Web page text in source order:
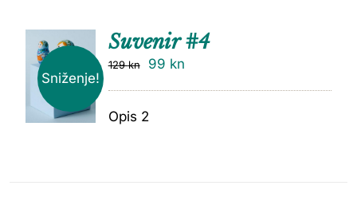
Sniženje!
DODAJ
Suvenir #4
129kn 99 kn
Opis 2